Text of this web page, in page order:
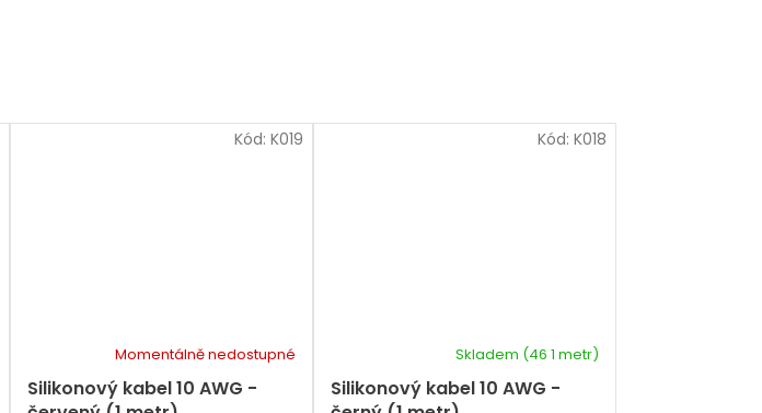
Silikonový kabel 10 AWG -
Momentálně nedostupné
Kód: K019
Silikonový kabel 10 AWG -
Skladem (46 1 metr)
Kód: K018